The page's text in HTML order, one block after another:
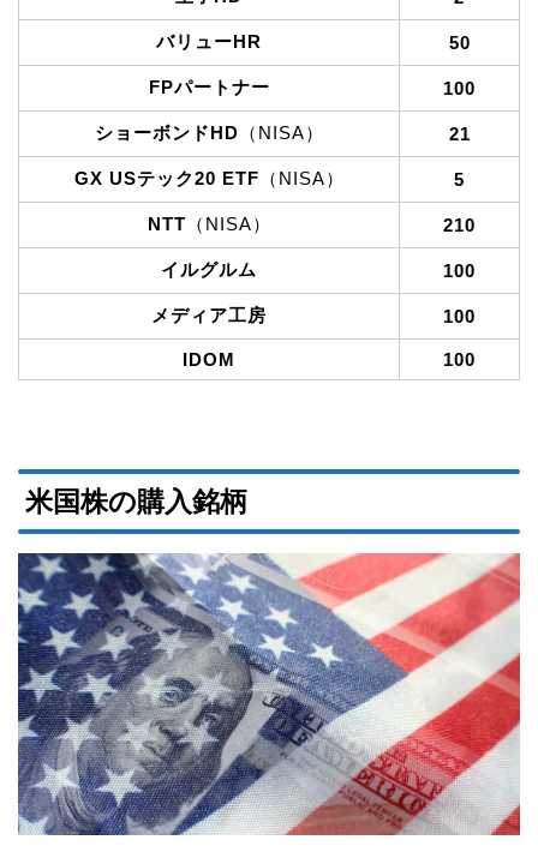
バリューHR 50
FPパートナー 100
ショーボンドHD （NISA） 21
GX USテック20 ETF （NISA） 5
NTT （NISA） 210
イルグルム 100
メディア工房 100
IDOM 100
米国株の購入銘柄